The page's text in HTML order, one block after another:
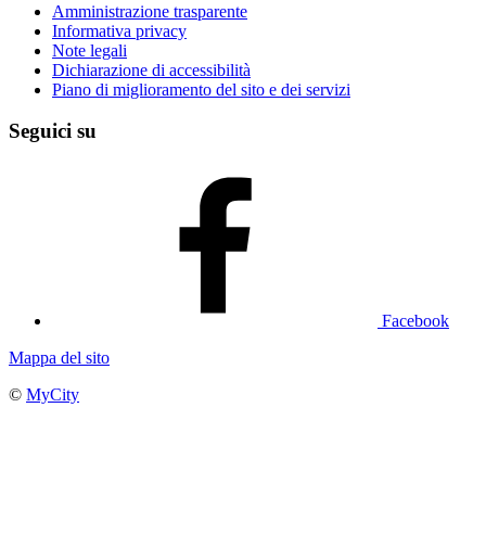
Amministrazione trasparente
Informativa privacy
Note legali
Dichiarazione di accessibilità
Piano di miglioramento del sito e dei servizi
Seguici su
Facebook
Mappa del sito
© MyCity